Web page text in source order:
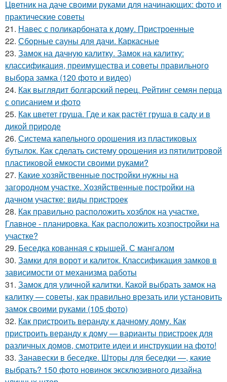
Цветник на даче своими руками для начинающих: фото и
практические советы
21. Навес с поликарбоната к дому. Пристроенные
22. Сборные сауны для дачи. Каркасные
23. Замок на дачную калитку. Замок на калитку:
классификация, преимущества и советы правильного
выбора замка (120 фото и видео)
24. Как выглядит болгарский перец. Рейтинг семян перца
с описанием и фото
25. Как цветет груша. Где и как растёт груша в саду и в
дикой природе
26. Система капельного орошения из пластиковых
бутылок. Как сделать систему орошения из пятилитровой
пластиковой емкости своими руками?
27. Какие хозяйственные постройки нужны на
загородном участке. Хозяйственные постройки на
дачном участке: виды пристроек
28. Как правильно расположить хозблок на участке.
Главное - планировка. Как расположить хозпостройки на
участке?
29. Беседка кованная с крышей. С мангалом
30. Замки для ворот и калиток. Классификация замков в
зависимости от механизма работы
31. Замок для уличной калитки. Какой выбрать замок на
калитку — советы, как правильно врезать или установить
замок своими руками (105 фото)
32. Как пристроить веранду к дачному дому. Как
пристроить веранду к дому — варианты пристроек для
различных домов, смотрите идеи и инструкции на фото!
33. Занавески в беседке. Шторы для беседки —, какие
выбрать? 150 фото новинок эксклюзивного дизайна